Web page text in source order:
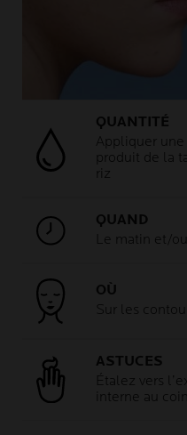
QUANTITÉ
Appliquer
produit de la
riz
QUAND
Le matin et/ou
OÙ
Sur les
ASTUCES
Étalez vers
interne au